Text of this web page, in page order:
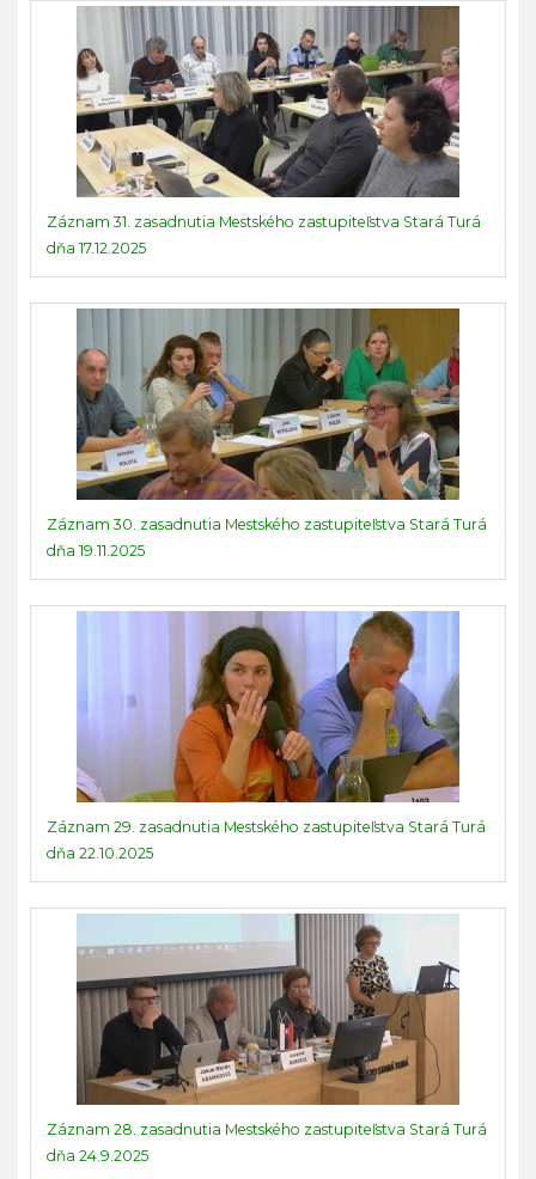
Záznam 31. zasadnutia Mestského zastupiteľstva Stará Turá
dňa 17.12.2025
Záznam 30. zasadnutia Mestského zastupiteľstva Stará Turá
dňa 19.11.2025
Záznam 29. zasadnutia Mestského zastupiteľstva Stará Turá
dňa 22.10.2025
Záznam 28. zasadnutia Mestského zastupiteľstva Stará Turá
dňa 24.9.2025